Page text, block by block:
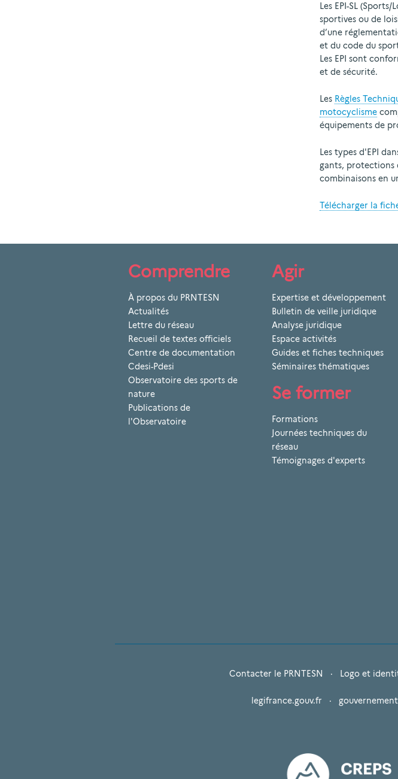
Les EPI-SL
sportives ou de
d’une
et du code du
Les EPI sont
et de sécurité.
Les Règles
motocyclisme
équipements de
Les types d'EPI
gants, protections
combinaisons en
Télécharger la
Comprendre
À propos du PRNTESN
Actualités
Lettre du réseau
Recueil de textes officiels
Centre de documentation
Cdesi-Pdesi
Observatoire des sports de
nature
Publications de
l'Observatoire
Agir
Expertise et développement
Bulletin de veille juridique
Analyse juridique
Espace activités
Guides et fiches techniques
Séminaires thématiques
Se former
Formations
Journées techniques du
réseau
Témoignages d'experts
Contacter le PRNTESN · Logo et
legifrance.gouv.fr ·